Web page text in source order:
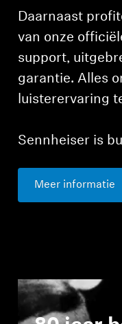
Daarnaast
van onze
support,
garantie. Alles
luisterervaring
Sennheiser is
Meer informatie